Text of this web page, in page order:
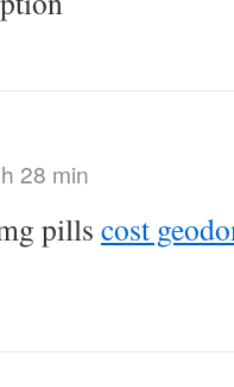
28 min
pills cost